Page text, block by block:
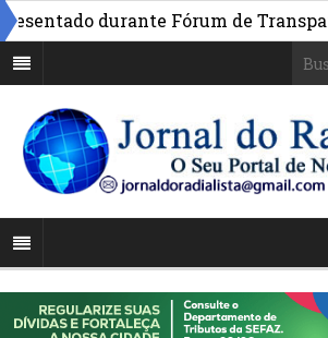
durante Fórum de